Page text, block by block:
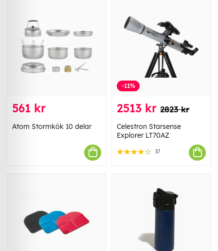
561 kr
Atom Stormkök 10 delar
-11%
2513 kr 2823 kr
Celestron Starsense
Explorer LT70AZ
37